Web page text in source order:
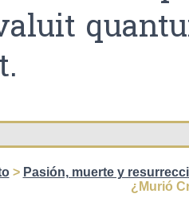
> Pasión, muerte y
¿Murió